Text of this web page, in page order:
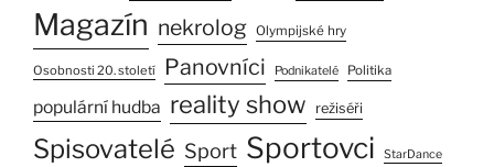
Magazín nekrolog Olympijské hry
Osobnosti 20. století Panovníci Podnikatelé Politika
populární hudba reality show režiséři
Spisovatelé Sport Sportovci StarDance